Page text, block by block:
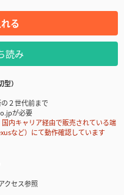
る
読み
）
２世代前まで
が必要
内キャリア経由で販売されている端
など）にて動作確認しています
クセス参照